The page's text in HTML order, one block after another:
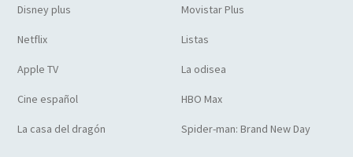
Disney plus Movistar Plus
Netflix Listas
Apple TV La odisea
Cine español HBO Max
La casa del dragón Spider-man: Brand New Day